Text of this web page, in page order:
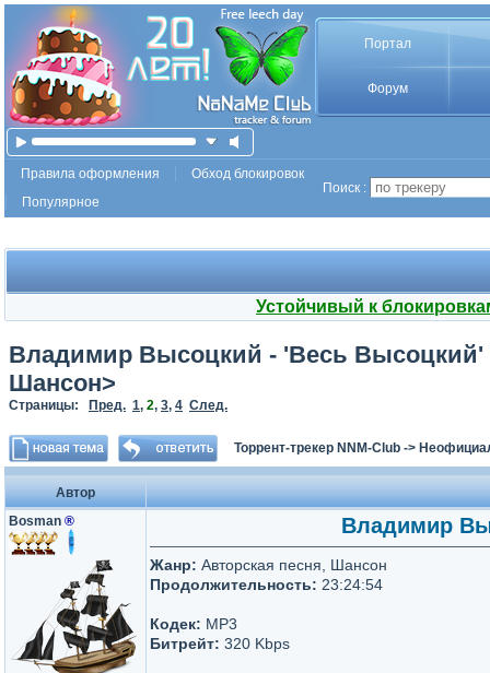
Портал
Форум
Правила оформления
Обход блокировок
Популярное
Поиск :
Устойчивый к
Владимир Высоцкий - 'Весь Высоцкий'
Шансон>
Страницы: Пред. 1, 2, 3, 4 След.
Торрент-трекер NNM-Club ->
Автор
Bosman ® Владимир
Жанр: Авторская песня, Шансон
Продолжительность: 23:24:54
Кодек: MP3
Битрейт: 320 Kbps